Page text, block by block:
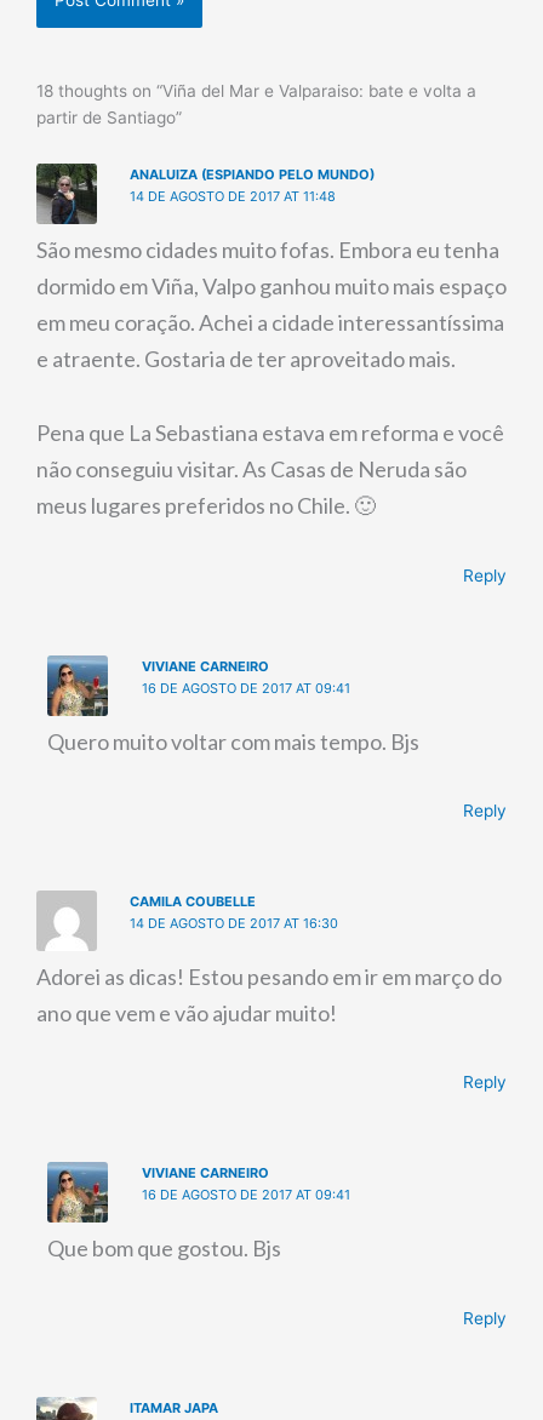
18 thoughts on “Viña del Mar e Valparaiso: bate e volta a
partir de Santiago”
ANALUIZA (ESPIANDO PELO MUNDO)
14 DE AGOSTO DE 2017 AT 11:48
São mesmo cidades muito fofas. Embora eu tenha
dormido em Viña, Valpo ganhou muito mais espaço
em meu coração. Achei a cidade interessantíssima
e atraente. Gostaria de ter aproveitado mais.
Pena que La Sebastiana estava em reforma e você
não conseguiu visitar. As Casas de Neruda são
meus lugares preferidos no Chile. 🙂
Reply
VIVIANE CARNEIRO
16 DE AGOSTO DE 2017 AT 09:41
Quero muito voltar com mais tempo. Bjs
Reply
CAMILA COUBELLE
14 DE AGOSTO DE 2017 AT 16:30
Adorei as dicas! Estou pesando em ir em março do
ano que vem e vão ajudar muito!
Reply
VIVIANE CARNEIRO
16 DE AGOSTO DE 2017 AT 09:41
Que bom que gostou. Bjs
Reply
ITAMAR JAPA